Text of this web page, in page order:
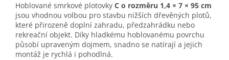
Hoblované smrkové plotovky C o rozměru 1,4 × 7 × 95 cm
jsou vhodnou volbou pro stavbu nižších dřevěných plotů,
které přirozeně doplní zahradu, předzahrádku nebo
rekreační objekt. Díky hladkému hoblovanému povrchu
působí upraveným dojmem, snadno se natírají a jejich
montáž je rychlá i pohodlná.